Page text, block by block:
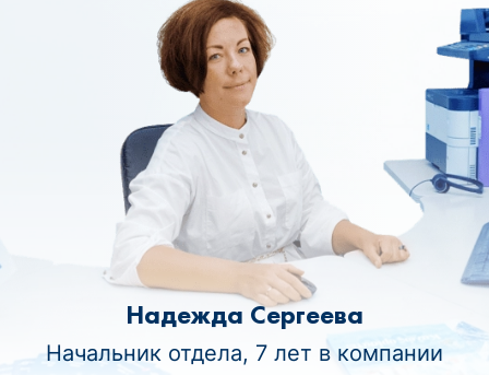
Надежда Сергеева
Начальник отдела, 7 лет в компании